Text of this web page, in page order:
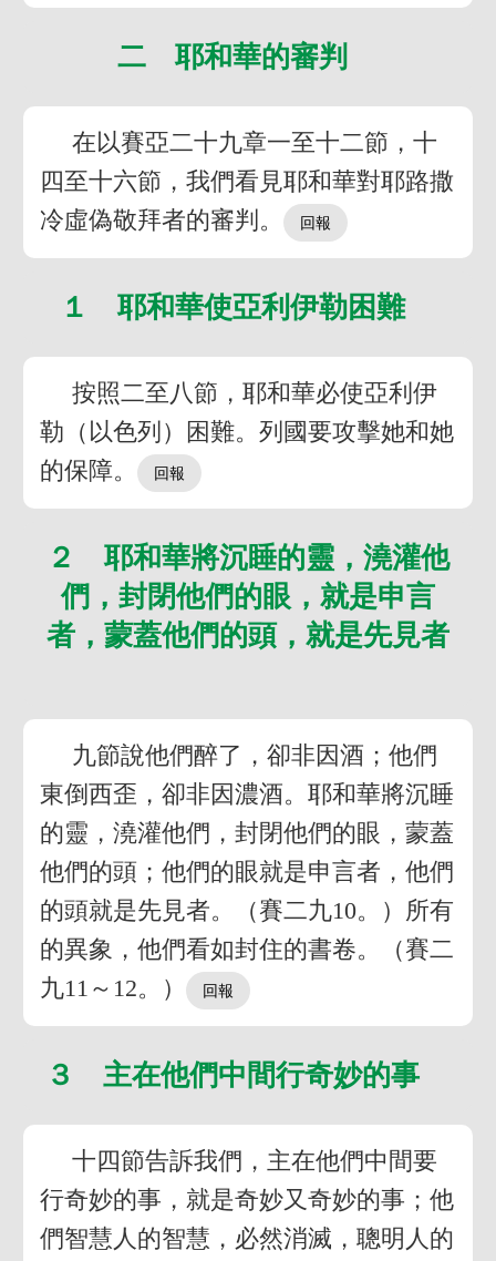
二 耶和華的審判
在以賽亞二十九章一至十二節，十
四至十六節，我們看見耶和華對耶路撒
冷虛偽敬拜者的審判。
１ 耶和華使亞利伊勒困難
按照二至八節，耶和華必使亞利伊
勒（以色列）困難。列國要攻擊她和她
的保障。
２ 耶和華將沉睡的靈，澆灌他
們，封閉他們的眼，就是申言
者，蒙蓋他們的頭，就是先見者
九節說他們醉了，卻非因酒；他們
東倒西歪，卻非因濃酒。耶和華將沉睡
的靈，澆灌他們，封閉他們的眼，蒙蓋
他們的頭；他們的眼就是申言者，他們
的頭就是先見者。（賽二九10。）所有
的異象，他們看如封住的書卷。（賽二
九11～12。）
３ 主在他們中間行奇妙的事
十四節告訴我們，主在他們中間要
行奇妙的事，就是奇妙又奇妙的事；他
們智慧人的智慧，必然消滅，聰明人的